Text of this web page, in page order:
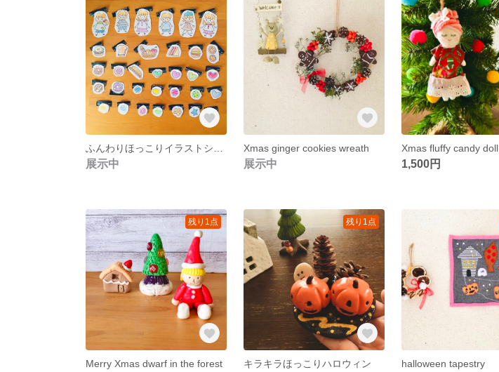
展示中
Xmas ginger cookies wreath
展示中
Xmas fluffy candy doll
1,500円
残り1点
Merry Xmas dwarf in the forest
残り1点
キラキラほっこりハロウィン halloween tapestry